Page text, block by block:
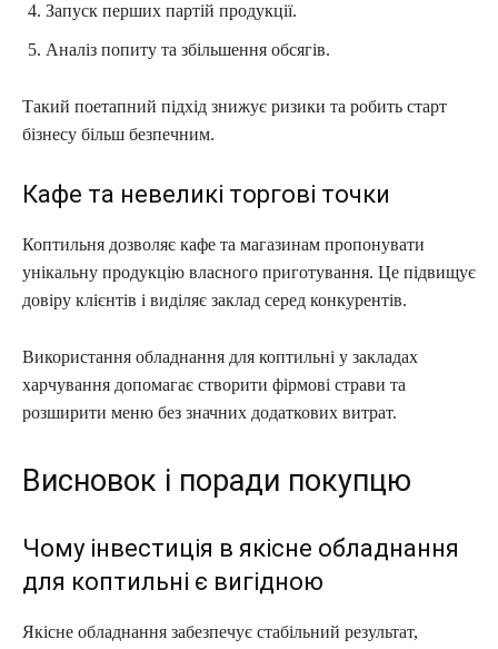
Запуск перших партій продукції.
Аналіз попиту та збільшення обсягів.
Такий поетапний підхід знижує ризики та робить старт
бізнесу більш безпечним.
Кафе та невеликі торгові точки
Коптильня дозволяє кафе та магазинам пропонувати
унікальну продукцію власного приготування. Це підвищує
довіру клієнтів і виділяє заклад серед конкурентів.
Використання обладнання для коптильні у закладах
харчування допомагає створити фірмові страви та
розширити меню без значних додаткових витрат.
Висновок і поради покупцю
Чому інвестиція в якісне обладнання
для коптильні є вигідною
Якісне обладнання забезпечує стабільний результат,